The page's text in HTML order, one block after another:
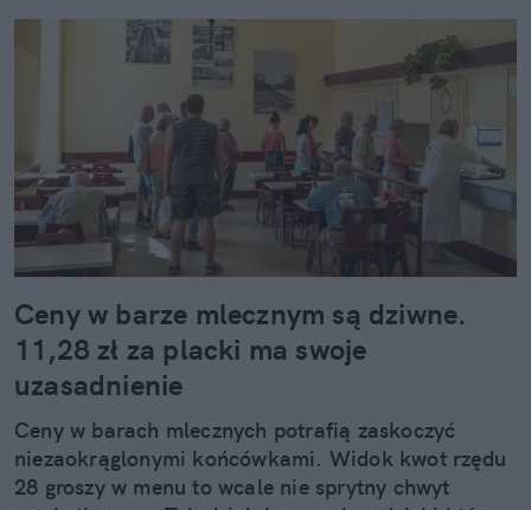
Ceny w barze mlecznym są dziwne.
11,28 zł za placki ma swoje
uzasadnienie
Ceny w barach mlecznych potrafią zaskoczyć
niezaokrąglonymi końcówkami. Widok kwot rzędu
28 groszy w menu to wcale nie sprytny chwyt